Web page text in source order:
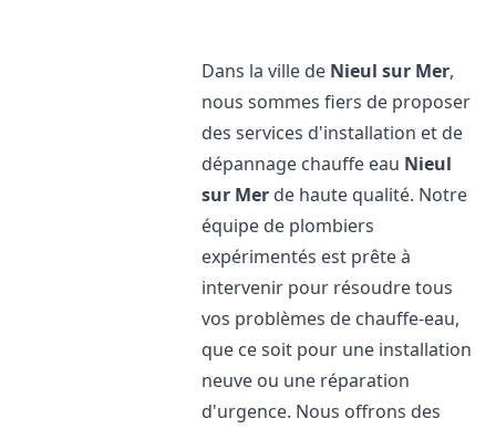
Dans la ville de Nieul sur Mer,
nous sommes fiers de proposer
des services d'installation et de
dépannage chauffe eau Nieul
sur Mer de haute qualité. Notre
équipe de plombiers
expérimentés est prête à
intervenir pour résoudre tous
vos problèmes de chauffe-eau,
que ce soit pour une installation
neuve ou une réparation
d'urgence. Nous offrons des